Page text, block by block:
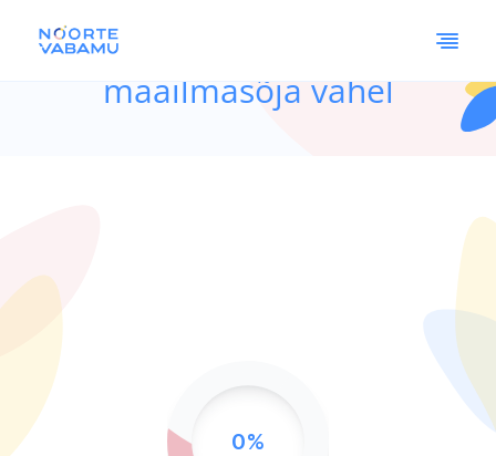
Eestlased Ameerikas kahe
maailmasõja vahel
0%